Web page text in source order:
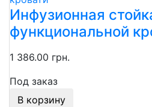
Инфузионная
функциональной
1 386.00 грн.
Под заказ
В корзину